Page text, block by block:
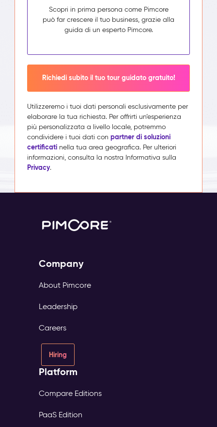
Scopri in prima persona come Pimcore
può far crescere il tuo business, grazie alla
guida di un esperto Pimcore.
Richiedi subito il tuo tour guidato gratuito!
Utilizzeremo i tuoi dati personali esclusivamente per
elaborare la tua richiesta. Per offrirti un’esperienza
più personalizzata a livello locale, potremmo
condividere i tuoi dati con partner di soluzioni
certificati nella tua area geografica. Per ulteriori
informazioni, consulta la nostra Informativa sulla
Privacy.
Company
About Pimcore
Leadership
Careers
Hiring
Platform
Compare Editions
PaaS Edition